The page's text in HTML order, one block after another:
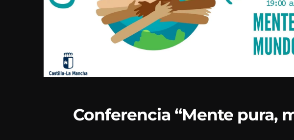
Conferencia “Mente pura,